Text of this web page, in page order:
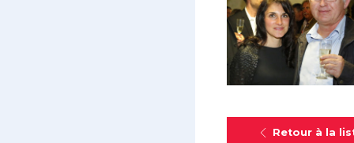
Retour à la